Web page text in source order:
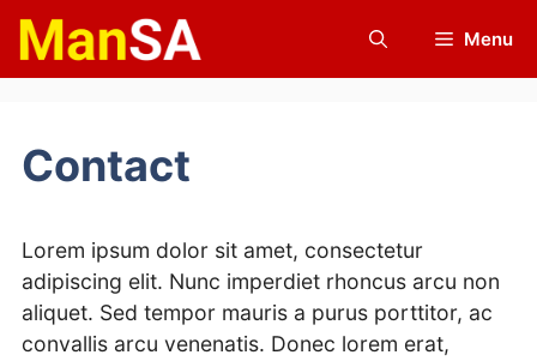
Skip
content
Menu
Contact
Lorem ipsum dolor sit amet, consectetur
adipiscing elit. Nunc imperdiet rhoncus arcu non
aliquet. Sed tempor mauris a purus porttitor, ac
convallis arcu venenatis. Donec lorem erat,